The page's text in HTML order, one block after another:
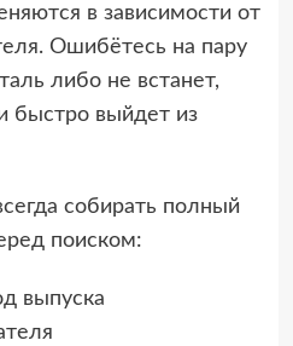
в зависимости от
Ошибётесь на пару
либо не встанет,
быстро выйдет из
собирать полный
поиском:
выпуска